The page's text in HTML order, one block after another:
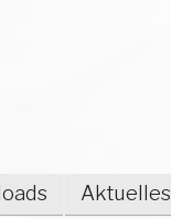
Aktuelles